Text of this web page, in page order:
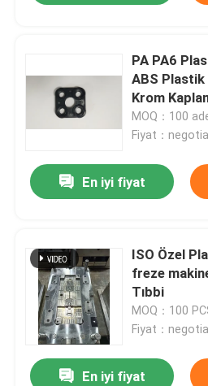
PA PA6
ABS
Krom
MOQ：100
Fiyat：
En iyi fiyat
ISO Özel
freze
Tıbbi
MOQ：100
Fiyat：
En iyi fiyat